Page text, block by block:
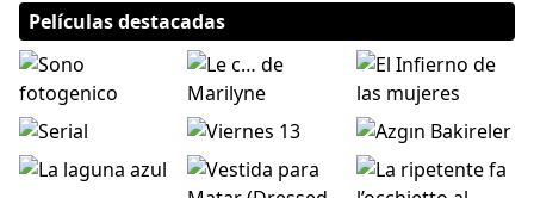
Películas destacadas